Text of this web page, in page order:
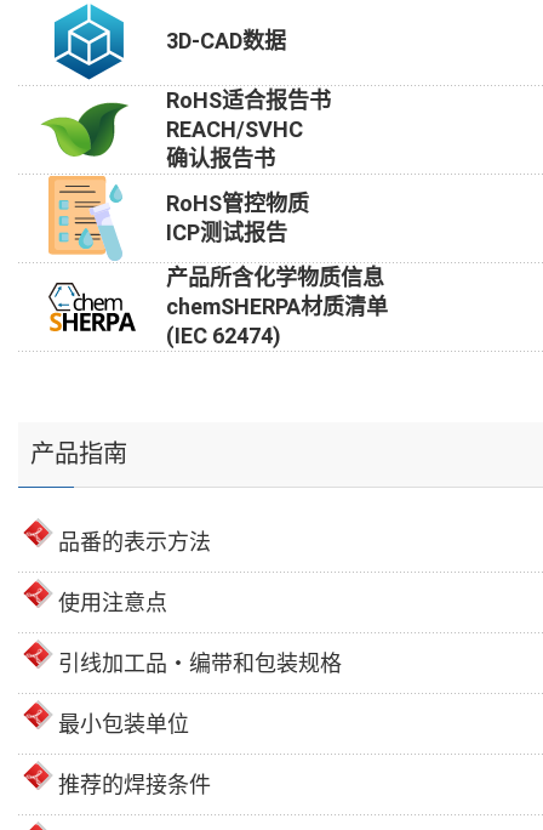
3D-CAD数据
RoHS适合报告书
REACH/SVHC
确认报告书
RoHS管控物质
ICP测试报告
产品所含化学物质信息
chemSHERPA材质清单
(IEC 62474)
产品指南
品番的表示方法
使用注意点
引线加工品・编带和包装规格
最小包装单位
推荐的焊接条件